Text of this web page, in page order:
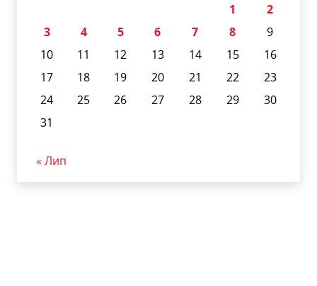
1
2
3
4 5 6 7 8
9
10
11 12 13 14 15
16
17
18 19 20 21 22
23
24
25 26 27 28 29
30
31
« Лип